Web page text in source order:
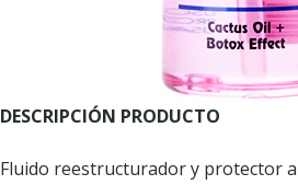
DESCRIPCIÓN PRODUCTO
Fluido reestructurador y protector a